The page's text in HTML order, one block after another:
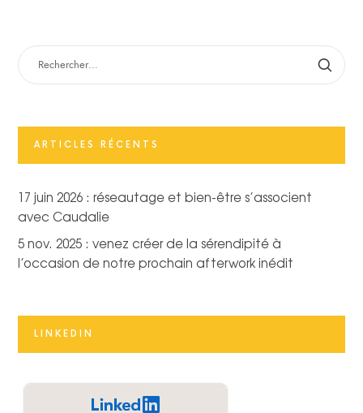
RECHERCHER :
ARTICLES RÉCENTS
17 juin 2026 : réseautage et bien-être s’associent
avec Caudalie
5 nov. 2025 : venez créer de la sérendipité à
l’occasion de notre prochain afterwork inédit
LINKEDIN